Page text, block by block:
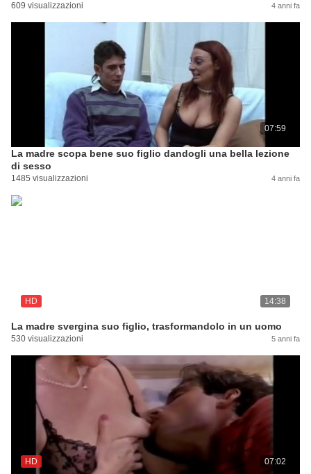
609 visualizzazioni 4 anni fa
07:59
La madre scopa bene suo figlio dandogli una bella lezione
di sesso
1485 visualizzazioni 4 anni fa
HD 14:38
La madre svergina suo figlio, trasformandolo in un uomo
530 visualizzazioni 5 anni fa
HD 07:02